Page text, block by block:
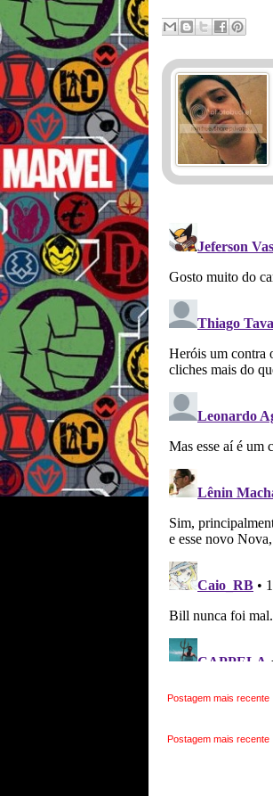
Postagem mais recente
Postagem mais recente